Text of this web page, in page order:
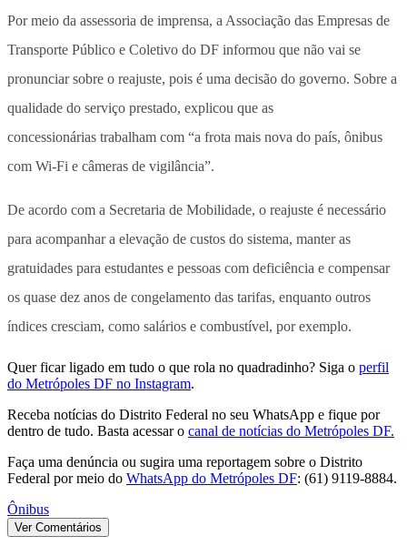
Por meio da assessoria de imprensa, a Associação das Empresas de
Transporte Público e Coletivo do DF informou que não vai se
pronunciar sobre o reajuste, pois é uma decisão do governo. Sobre a
qualidade do serviço prestado, explicou que as
concessionárias trabalham com “a frota mais nova do país, ônibus
com Wi-Fi e câmeras de vigilância”.
De acordo com a Secretaria de Mobilidade, o reajuste é necessário
para acompanhar a elevação de custos do sistema, manter as
gratuidades para estudantes e pessoas com deficiência e compensar
os quase dez anos de congelamento das tarifas, enquanto outros
índices cresciam, como salários e combustível, por exemplo.
Quer ficar ligado em tudo o que rola no quadradinho? Siga o perfil
do Metrópoles DF no Instagram.
Receba notícias do Distrito Federal no seu WhatsApp e fique por
dentro de tudo. Basta acessar o canal de notícias do Metrópoles DF.
Faça uma denúncia ou sugira uma reportagem sobre o Distrito
Federal por meio do WhatsApp do Metrópoles DF: (61) 9119-8884.
Ônibus
Ver Comentários